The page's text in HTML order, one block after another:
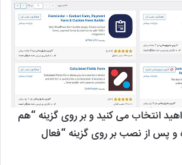
انتخاب می کنید و بر روی گزینه “هم
و پس از نصب بر روی گزینه “فعال